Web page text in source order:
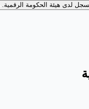
لدى هيئة الحكومة الرقمية.